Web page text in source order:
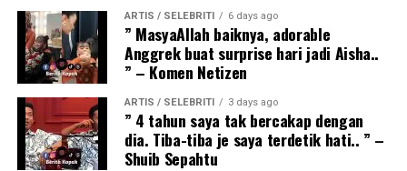
ARTIS / SELEBRITI 6 days ago
” MasyaAllah baiknya, adorable
Anggrek buat surprise hari jadi Aisha..
” – Komen Netizen
ARTIS / SELEBRITI 3 days ago
” 4 tahun saya tak bercakap dengan
dia. Tiba-tiba je saya terdetik hati.. ” –
Shuib Sepahtu